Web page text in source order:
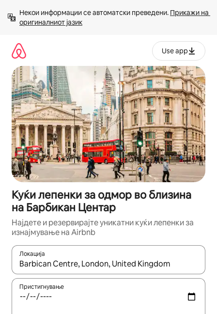
содржина
Некои информации се автоматски преведени. Прикажи на
оригиналниот јазик
Use app
Куќи лепенки за одмор во близина
на Барбикан Центар
Најдете и резервирајте уникатни куќи лепенки за
изнајмување на Airbnb
Локација
Кога резултатите се достапни, движете се со копчињата
Пристигнување